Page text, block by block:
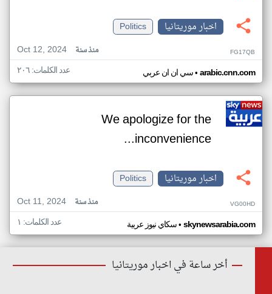
اخبار موريتانيا
Politics
Oct 12, 2024
منذ سنة FG17QB
سي ان ان عربي• arabic.cnn.com عدد الكلمات: ٢٠٦
We apologize for the
inconvenience...
اخبار موريتانيا
Politics
Oct 11, 2024
منذ سنة VG00HD
سكاي نيوز عربية• skynewsarabia.com عدد الكلمات: ١
أخر ساعة في اخبار موريتانيا